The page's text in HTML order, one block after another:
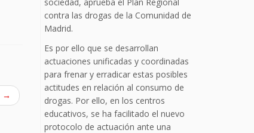
→
contra las drogas de la Comunidad de
Madrid.
Es por ello que se desarrollan
actuaciones unificadas y coordinadas
para frenar y erradicar estas posibles
actitudes en relación al consumo de
drogas. Por ello, en los centros
educativos, se ha facilitado el nuevo
protocolo de actuación ante una